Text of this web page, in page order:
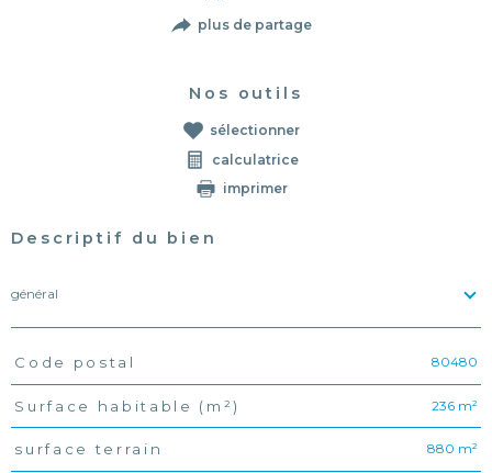
plus de partage
Nos outils
sélectionner
calculatrice
imprimer
Descriptif du bien
général
TRAD_PAMPERO_Caracteristique
Code postal 80480
Surface habitable (m²) 236 m²
surface terrain 880 m²